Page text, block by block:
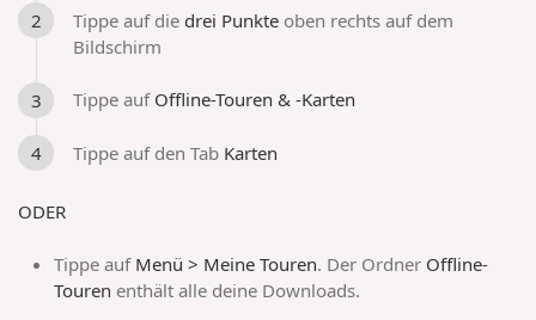
Tippe auf die drei Punkte oben rechts auf dem
Bildschirm
Tippe auf Offline-Touren & -Karten
Tippe auf den Tab Karten
ODER
Tippe auf Menü > Meine Touren. Der Ordner Offline-
Touren enthält alle deine Downloads.